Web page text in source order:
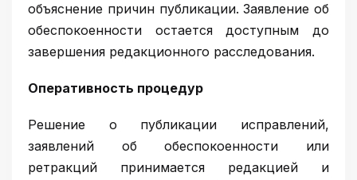
объяснение причин публикации. Заявление об
обеспокоенности остается доступным до
завершения редакционного расследования.
Оперативность процедур
Решение о публикации исправлений,
заявлений об обеспокоенности или
ретракций принимается редакцией и